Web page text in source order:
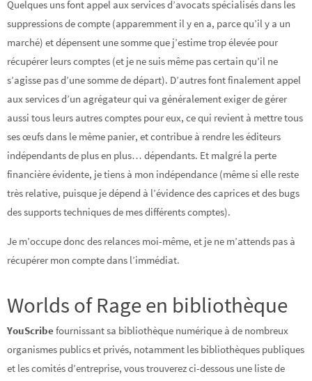
Quelques uns font appel aux services d’avocats spécialisés dans les
suppressions de compte (apparemment il y en a, parce qu’il y a un
marché) et dépensent une somme que j’estime trop élevée pour
récupérer leurs comptes (et je ne suis même pas certain qu’il ne
s’agisse pas d’une somme de départ). D’autres font finalement appel
aux services d’un agrégateur qui va généralement exiger de gérer
aussi tous leurs autres comptes pour eux, ce qui revient à mettre tous
ses œufs dans le même panier, et contribue à rendre les éditeurs
indépendants de plus en plus… dépendants. Et malgré la perte
financière évidente, je tiens à mon indépendance (même si elle reste
très relative, puisque je dépend à l’évidence des caprices et des bugs
des supports techniques de mes différents comptes).
Je m’occupe donc des relances moi-même, et je ne m’attends pas à
récupérer mon compte dans l’immédiat.
Worlds of Rage en bibliothèque
YouScribefournissant sa bibliothèque numérique à de nombreux
organismes publics et privés, notamment les bibliothèques publiques
et les comités d’entreprise, vous trouverez ci-dessous une liste de